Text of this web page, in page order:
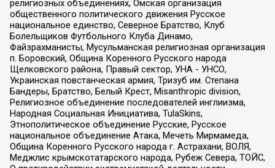
религиозных объединениях, Омская организация
общественного политического движения Русское
национальное единство, Северное Братство, Клуб
Болельщиков Футбольного Клуба Динамо,
Файзрахманисты, Мусульманская религиозная организация
п. Боровский, Община Коренного Русского народа
Щелковского района, Правый сектор, УНА - УНСО,
Украинская повстанческая армия, Тризуб им. Степана
Бандеры, Братство, Белый Крест, Misanthropic division,
Религиозное объединение последователей инглиизма,
Народная Социальная Инициатива, TulaSkins,
Этнополитическое объединение Русские, Русское
национальное объединение Атака, Мечеть Мирмамеда,
Община Коренного Русского народа г. Астрахани, ВОЛЯ,
Меджлис крымскотатарского народа, Рубеж Севера, ТОЙС,